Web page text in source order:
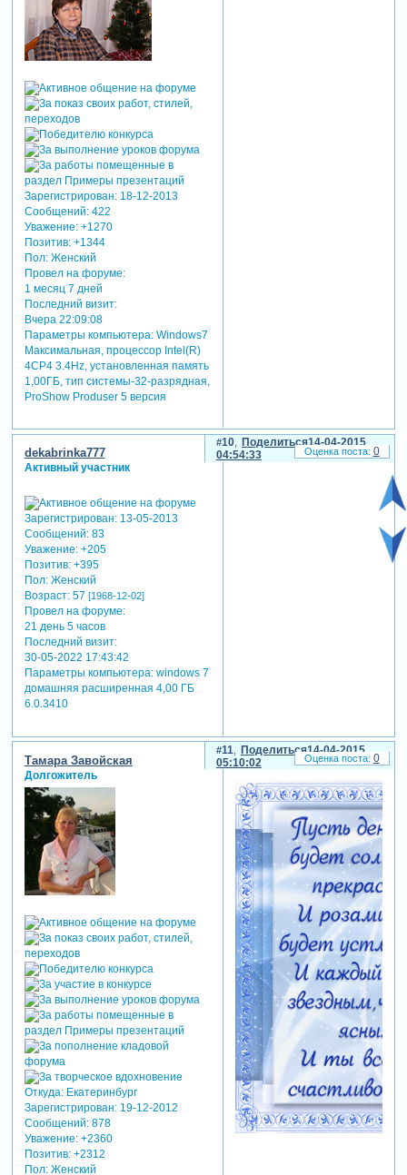
Зарегистрирован: 18-12-2013
Сообщений:422
Уважение: +1270
Позитив: +1344
Пол:Женский
Провел на форуме:
1 месяц 7 дней
Последний визит:
Вчера 22:09:08
Параметры компьютера:Windows7
Максимальная, процессор Intel(R)
4CP4 3.4Hz, установленная память
1,00ГБ, тип системы-32-разрядная,
ProShow Produser 5 версия
Поделиться
10
14-04-2015
04:54:33
dekabrinka777
Активный участник
Зарегистрирован: 13-05-2013
Сообщений:83
Уважение: +205
Позитив: +395
Пол:Женский
Возраст:57 [1968-12-02]
Провел на форуме:
21 день 5 часов
Последний визит:
30-05-2022 17:43:42
Параметры компьютера:windows 7
домашняя расширенная 4,00 ГБ
6.0.3410
0
Поделиться14-04-2015
05:10:02
Тамара Завойская
Долгожитель
0